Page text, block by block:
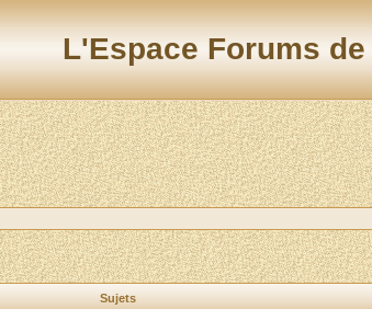
L'Espace Forums
Sujets